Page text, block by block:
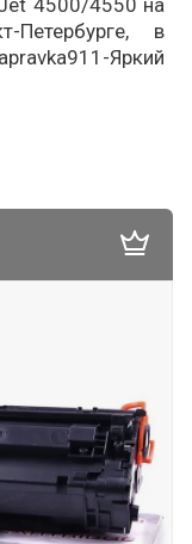
4500/4550 на
в
Яркий